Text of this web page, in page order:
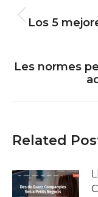
Los 5
Les normes
Related